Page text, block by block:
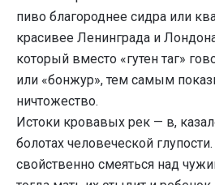
пиво благороднее сидра или
красивее Ленинграда и
который вместо «гутен таг»
или «бонжур», тем самым
ничтожество.
Истоки кровавых рек — в,
болотах человеческой
свойственно смеяться над